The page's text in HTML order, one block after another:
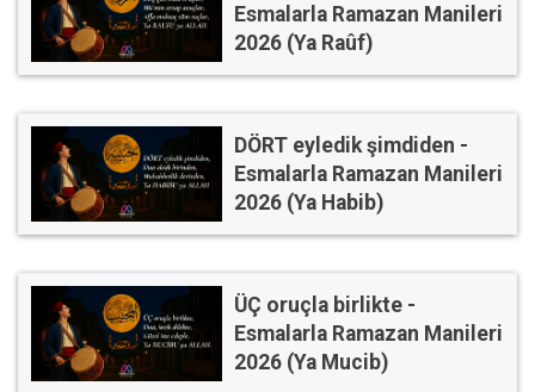
Esmalarla Ramazan Manileri
2026 (Ya Raûf)
DÖRT eyledik şimdiden -
Esmalarla Ramazan Manileri
2026 (Ya Habib)
ÜÇ oruçla birlikte -
Esmalarla Ramazan Manileri
2026 (Ya Mucib)